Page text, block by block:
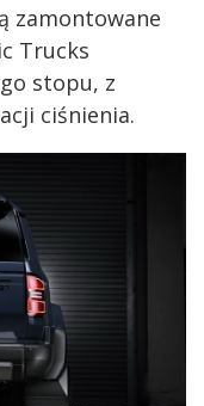
zamontowane
Trucks
stopu, z
ciśnienia.